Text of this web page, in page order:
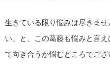
生きている限り悩みは尽きま
い、と、この葛藤も悩みと言
て向き合うか悩むところでござ